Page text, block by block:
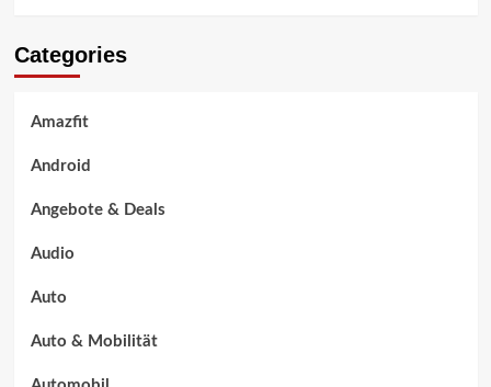
Categories
Amazfit
Android
Angebote & Deals
Audio
Auto
Auto & Mobilität